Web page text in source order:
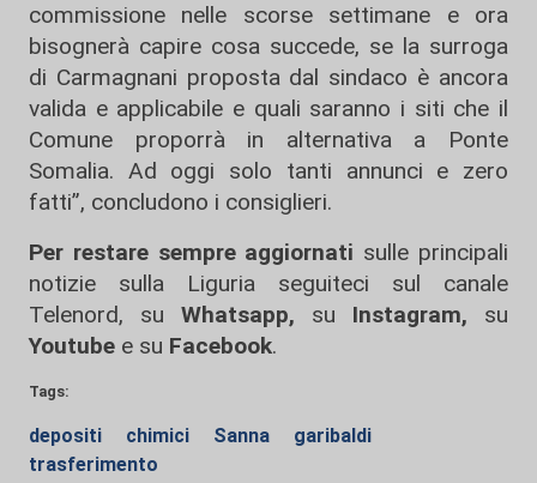
commissione nelle scorse settimane e ora
bisognerà capire cosa succede, se la surroga
di Carmagnani proposta dal sindaco è ancora
valida e applicabile e quali saranno i siti che il
Comune proporrà in alternativa a Ponte
Somalia. Ad oggi solo tanti annunci e zero
fatti”, concludono i consiglieri.
Per restare sempre aggiornati sulle principali
notizie sulla Liguria seguiteci sul canale
Telenord, su
Whatsapp, su Instagram, su
Youtube e su Facebook.
Tags:
depositi chimici Sanna
garibaldi
trasferimento